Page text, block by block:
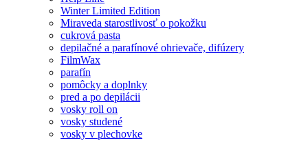
Winter Limited Edition
Miraveda starostlivosť o pokožku
cukrová pasta
depilačné a parafínové ohrievače, difúzery
FilmWax
parafín
pomôcky a doplnky
pred a po depilácii
vosky roll on
vosky studené
vosky v plechovke